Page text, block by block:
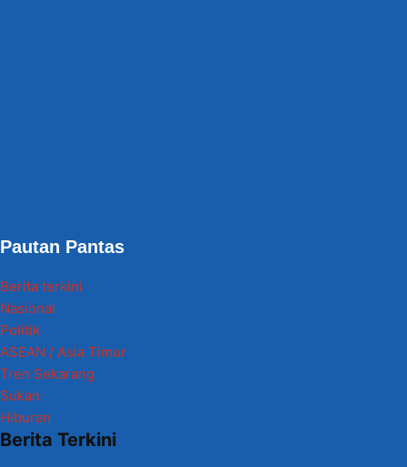
Pautan Pantas
Berita terkini
Nasional
Politik
ASEAN / Asia Timur
Tren Sekarang
Sukan
Hiburan
Berita Terkini